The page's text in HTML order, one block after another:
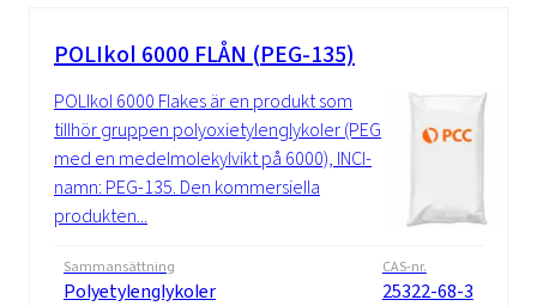
POLIkol 6000 FLÅN (PEG-135)
POLIkol 6000 Flakes är en produkt som
tillhör gruppen polyoxietylenglykoler (PEG
med en medelmolekylvikt på 6000), INCI-
namn: PEG-135. Den kommersiella
produkten...
Sammansättning
Polyetylenglykoler
CAS-nr.
25322-68-3